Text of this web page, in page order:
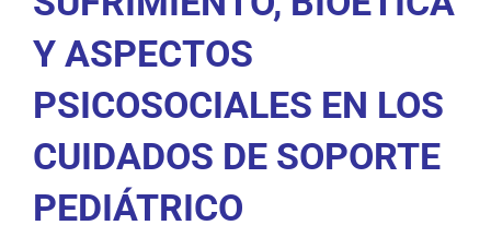
Y ASPECTOS
PSICOSOCIALES EN LOS
CUIDADOS DE SOPORTE
PEDIÁTRICO